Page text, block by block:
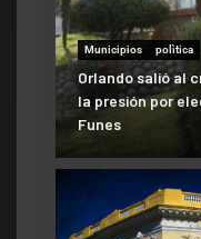
Municipios polìtica
Orlando salió al
la presión por
Funes